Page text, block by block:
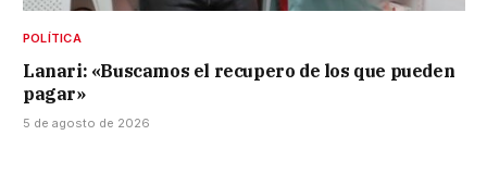
POLÍTICA
Lanari: «Buscamos el recupero de los que pueden
pagar»
5 de agosto de 2026